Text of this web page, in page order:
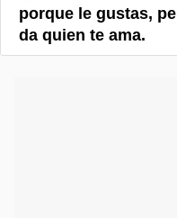
porque le gustas,
da quien te ama.